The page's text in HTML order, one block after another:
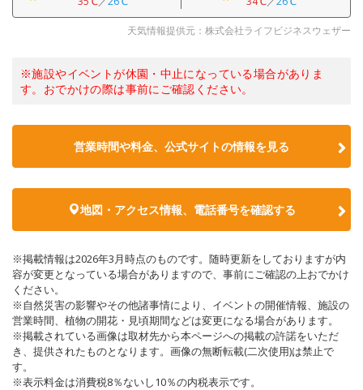
天気情報提供元：株式会社ライフビジネスウェザー
※施設やイベントが休園・中止になっている場合がありま
す。おでかけの際は事前にご確認ください。
営業時間や料金、公式サイトの情報を見る
地図・アクセス情報、電話番号を確認する
※掲載情報は2026年3月時点のものです。随時更新をしておりますが内
容が変更となっている場合がありますので、事前にご確認の上おでかけ
ください。
※自然災害の影響やその他諸事情により、イベントの開催情報、施設の
営業時間、植物の開花・見頃期間などは変更になる場合があります。
※掲載されている画像は取材先から本ページへの掲載の許諾をいただ
き、提供されたものとなります。画像の無断転載(二次使用)は禁止で
す。
※表示料金は消費税8％ないし10％の内税表示です。